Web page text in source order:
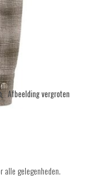
Afbeelding vergroten
alle gelegenheden.